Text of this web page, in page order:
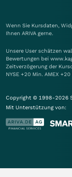
Wenn Sie Kursdaten,
Ihnen ARIVA gerne.
Unsere User schätzen
Bewertungen bei
Zeitverzögerung der
NYSE +20 Min. AMEX
Copyright © 1998-2026
Mit Unterstützung von: